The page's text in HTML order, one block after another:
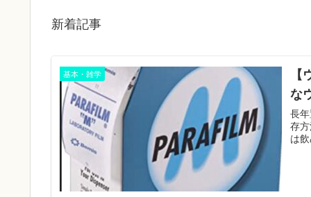
新着記事
基本・雑学
な
長
存
は